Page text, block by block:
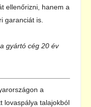
ellenőrizni, hanem a
garanciát is.
gyártó cég 20 év
a
lovaspálya talajokból